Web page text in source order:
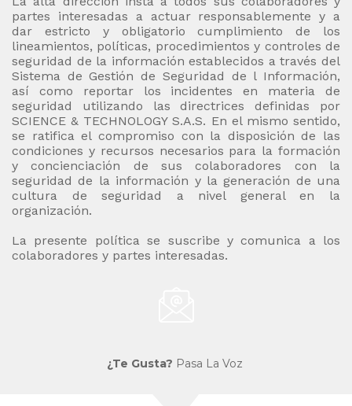
partes interesadas a actuar responsablemente y a
dar estricto y obligatorio cumplimiento de los
lineamientos, políticas, procedimientos y controles de
seguridad de la información establecidos a través del
Sistema de Gestión de Seguridad de l Información,
así como reportar los incidentes en materia de
seguridad utilizando las directrices definidas por
SCIENCE & TECHNOLOGY S.A.S. En el mismo sentido,
se ratifica el compromiso con la disposición de las
condiciones y recursos necesarios para la formación
y concienciación de sus colaboradores con la
seguridad de la información y la generación de una
cultura de seguridad a nivel general en la
organización.
La presente política se suscribe y comunica a los
colaboradores y partes interesadas.
¿Te Gusta? Pasa La Voz